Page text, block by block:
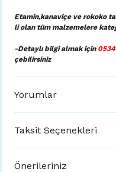
Etamin,kanaviçe ve rokoko
li olan tüm malzemelere
-Detaylı bilgi almak için
çebilirsiniz
Yorumlar
Taksit Seçenekleri
Önerileriniz